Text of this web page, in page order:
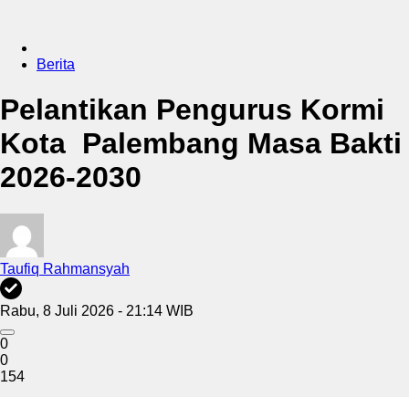
Berita
Pelantikan Pengurus Kormi
Kota Palembang Masa Bakti
2026-2030
Taufiq Rahmansyah
Rabu, 8 Juli 2026 - 21:14 WIB
0
0
154